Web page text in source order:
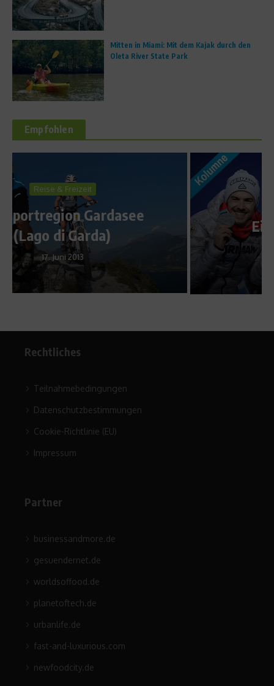
Mitten in Miami: Mit dem Kajak durch den
Oleta River State Park
Empfohlen
Ein historischer Tag
Rechtliches
Teilnahmebedingungen
Datenschutzbestimmungen
Cookie-Richtlinie (EU)
Impressum
Partner
businessandmore.de
gesuendernet.de
worldsoffood.de
planetoftech.de
urbanlife.de
fast-and-luxurious.com
newfoodcity.de